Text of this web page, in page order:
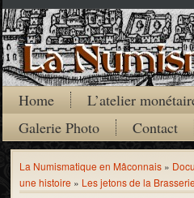
Home L’atelier
Galerie Photo
Contact
La Numismatique en Mâconnais »
une histoire » Les jetons de la